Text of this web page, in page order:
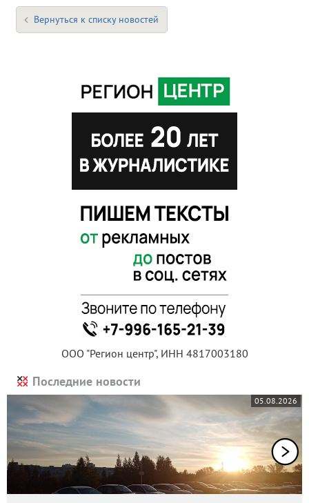
Вернуться к списку новостей
ООО "Регион центр", ИНН 4817003180
Последние новости
05.08.2026